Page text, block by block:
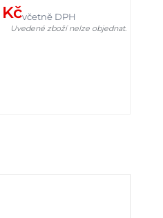
včetně DPH
Uvedené zboží nelze objednat.